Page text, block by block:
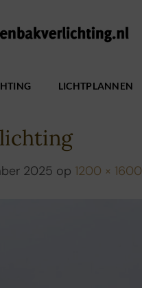
LICHTPLANNEN
2025 op 1200 × 1600